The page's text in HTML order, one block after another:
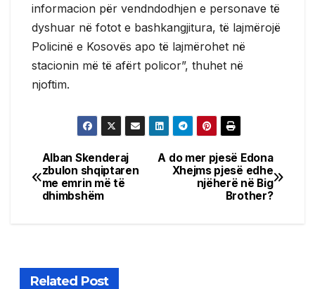
informacion për vendndodhjen e personave të
dyshuar në fotot e bashkangjitura, të lajmërojë
Policinë e Kosovës apo të lajmërohet në
stacionin më të afërt policor”, thuhet në
njoftim.
Post
navigation
A do mer pjesë Edona
Xhejms pjesë edhe
njëherë në Big
Brother?
Alban Skenderaj
zbulon shqiptaren
me emrin më të
dhimbshëm
Related Post